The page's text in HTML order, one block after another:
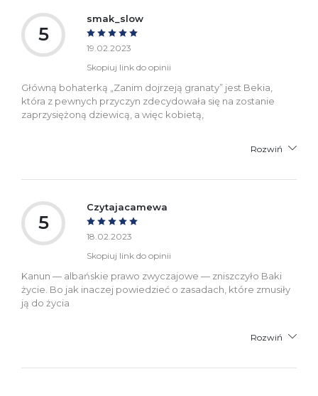
5
smak_slow
19.02.2023
Skopiuj link do opinii
Główną bohaterką „Zanim dojrzeją granaty” jest Bekia,
która z pewnych przyczyn zdecydowała się na zostanie
zaprzysiężoną dziewicą, a więc kobietą,
Rozwiń
5
Czytajacamewa
18.02.2023
Skopiuj link do opinii
Kanun — albańskie prawo zwyczajowe — zniszczyło Baki
życie. Bo jak inaczej powiedzieć o zasadach, które zmusiły
ją do życia
Rozwiń